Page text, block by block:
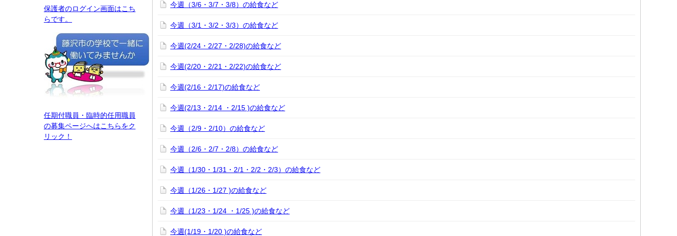
保護者のログイン画面はこち
らです。
任期付職員・臨時的任用職員
の募集ページへはこちらをク
リック！
今週（3/6・3/7・3/8）の給食など
今週（3/1・3/2・3/3）の給食など
今週(2/24・2/27・2/28)の給食など
今週(2/20・2/21・2/22)の給食など
今週(2/16・2/17)の給食など
今週(2/13・2/14 ・2/15 )の給食など
今週（2/9・2/10）の給食など
今週（2/6・2/7・2/8）の給食など
今週（1/30・1/31・2/1・2/2・2/3）の給食など
今週（1/26・1/27 )の給食など
今週（1/23・1/24 ・1/25 )の給食など
今週(1/19・1/20 )の給食など